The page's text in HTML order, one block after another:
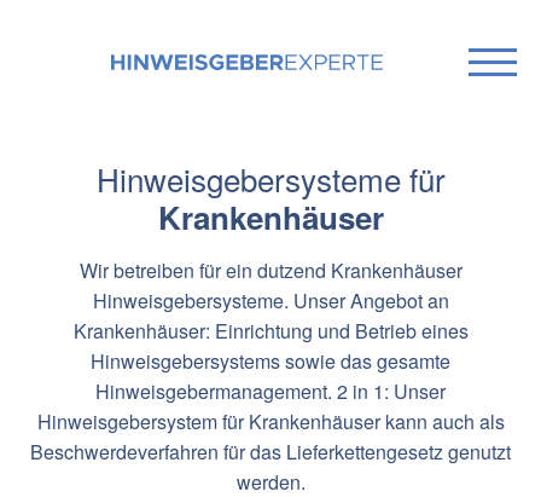
Hinweisgebersysteme für
Krankenhäuser
Wir betreiben für ein dutzend Krankenhäuser
Hinweisgebersysteme. Unser Angebot an
Krankenhäuser: Einrichtung und Betrieb eines
Hinweisgebersystems sowie das gesamte
Hinweisgebermanagement. 2 in 1: Unser
Hinweisgebersystem für Krankenhäuser kann auch als
Beschwerdeverfahren für das Lieferkettengesetz genutzt
werden.